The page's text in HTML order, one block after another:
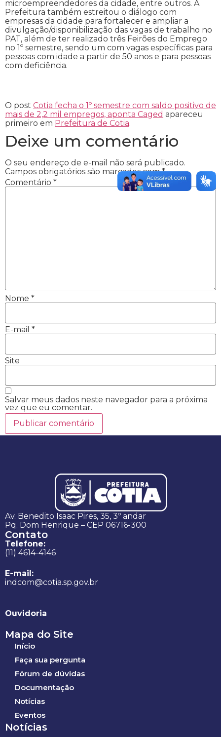
microempreendedores da cidade, entre outros. A
Prefeitura também estreitou o diálogo com
empresas da cidade para fortalecer e ampliar a
divulgação/disponibilização das vagas de trabalho no
PAT, além de ter realizado três Feirões do Emprego
no 1º semestre, sendo um com vagas específicas para
pessoas com idade a partir de 50 anos e para pessoas
com deficiência.
O post Cotia fecha o 1º semestre com saldo positivo de
mais de 2,2 mil empregos, aponta Caged apareceu
primeiro em Prefeitura de Cotia.
Deixe um comentário
O seu endereço de e-mail não será publicado.
Campos obrigatórios são marcados com*
Comentário *
Nome *
E-mail *
Site
Salvar meus dados neste navegador para a próxima
vez que eu comentar.
Av. Benedito Isaac Pires, 35, 3º andar
Pq. Dom Henrique – CEP 06716-300
Contato
Telefone:
(11) 4614-4146
E-mail:
indcom@cotia.sp.gov.br
Ouvidoria
Mapa do Site
Início
Faça sua pergunta
Fórum de dúvidas
Documentação
Notícias
Eventos
Notícias